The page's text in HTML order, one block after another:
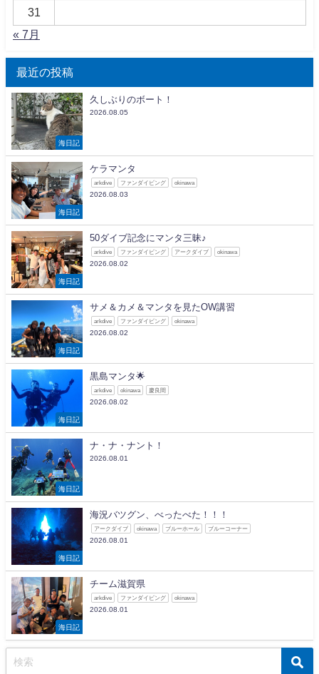
31
« 7月
最近の投稿
海日記
久しぶりのボート！
2026.08.05
海日記
ケラマンタ
arkdive ファンダイビング okinawa
2026.08.03
海日記
50ダイブ記念にマンタ三昧♪
arkdive ファンダイビング アークダイブ okinawa
2026.08.02
海日記
サメ＆カメ＆マンタを見たOW講習
arkdive ファンダイビング okinawa
2026.08.02
海日記
黒島マンタ🌟
arkdive okinawa 慶良間
2026.08.02
海日記
ナ・ナ・ナント！
2026.08.01
海日記
海況バツグン、べったべた！！！
アークダイブ okinawa ブルーホール ブルーコーナー
2026.08.01
海日記
チーム滋賀県
arkdive ファンダイビング okinawa
2026.08.01